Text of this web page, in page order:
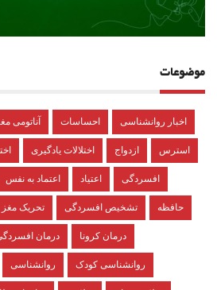
موضوعات
آناتومی احساسات اخبار روانشناسی
اختلالات یادگیری ازدواج استرس
اعتماد به نفس اعتیاد افسردگی
تحریک مغز تشخیص افسردگی حافظه
درمان درمان کرونا
روانشناسی روانشناسی کودک